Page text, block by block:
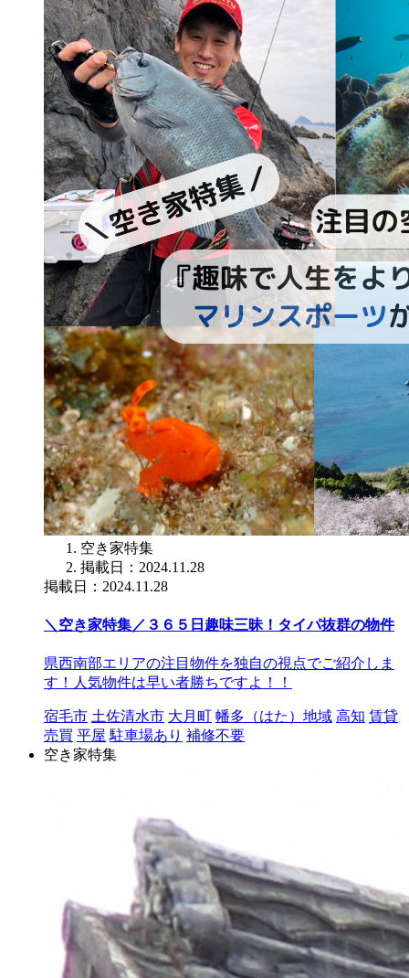
空き家特集
掲載日：2024.11.28
掲載日：2024.11.28
＼空き家特集／３６５日趣味三昧！タイパ抜群の物件
県西南部エリアの注目物件を独自の視点でご紹介しま
す！人気物件は早い者勝ちですよ！！
宿毛市 土佐清水市 大月町 幡多（はた）地域 高知 賃貸
売買 平屋 駐車場あり 補修不要
空き家特集